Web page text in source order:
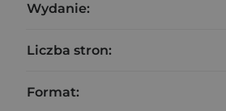
Wydanie:
Liczba stron:
Format: